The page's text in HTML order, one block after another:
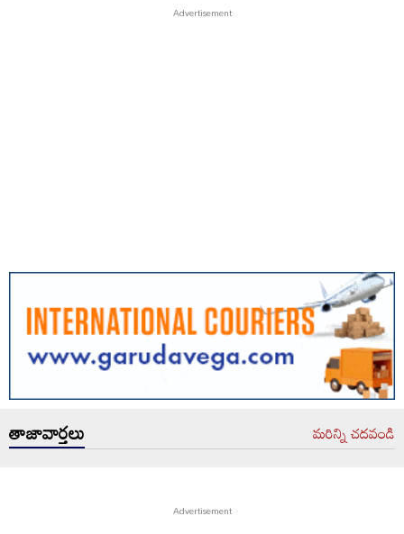
తాజావార్తలు మరిన్ని చదవండి